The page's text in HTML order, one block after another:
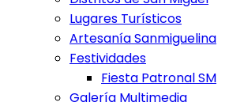
Lugares Turísticos
Artesanía Sanmiguelina
Festividades
Fiesta Patronal SM
Galería Multimedia